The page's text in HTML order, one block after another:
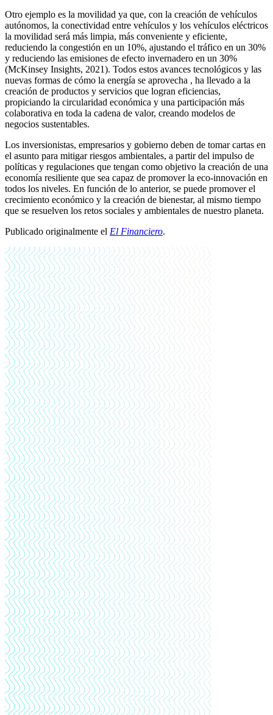
Otro ejemplo es la movilidad ya que, con la creación de vehículos
autónomos, la conectividad entre vehículos y los vehículos eléctricos
la movilidad será más limpia, más conveniente y eficiente,
reduciendo la congestión en un 10%, ajustando el tráfico en un 30%
y reduciendo las emisiones de efecto invernadero en un 30%
(McKinsey Insights, 2021). Todos estos avances tecnológicos y las
nuevas formas de cómo la energía se aprovecha , ha llevado a la
creación de productos y servicios que logran eficiencias,
propiciando la circularidad económica y una participación más
colaborativa en toda la cadena de valor, creando modelos de
negocios sustentables.
Los inversionistas, empresarios y gobierno deben de tomar cartas en
el asunto para mitigar riesgos ambientales, a partir del impulso de
políticas y regulaciones que tengan como objetivo la creación de una
economía resiliente que sea capaz de promover la eco-innovación en
todos los niveles. En función de lo anterior, se puede promover el
crecimiento económico y la creación de bienestar, al mismo tiempo
que se resuelven los retos sociales y ambientales de nuestro planeta.
Publicado originalmente el El Financiero.